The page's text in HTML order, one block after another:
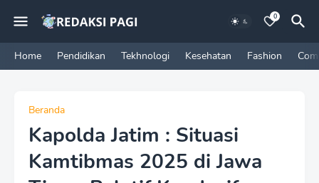
0
Home Pendidikan Tekhnologi Kesehatan Fashion
Beranda
Kapolda Jatim : Situasi
Kamtibmas 2025 di Jawa